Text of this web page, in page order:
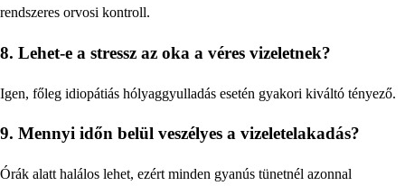
rendszeres orvosi kontroll.
8. Lehet-e a stressz az oka a véres vizeletnek?
Igen, főleg idiopátiás hólyaggyulladás esetén gyakori kiváltó tényező.
9. Mennyi időn belül veszélyes a vizeletelakadás?
Órák alatt halálos lehet, ezért minden gyanús tünetnél azonnal